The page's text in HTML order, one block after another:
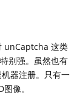
unCaptcha 这类
别强。虽然也有
器注册。只有一
像。